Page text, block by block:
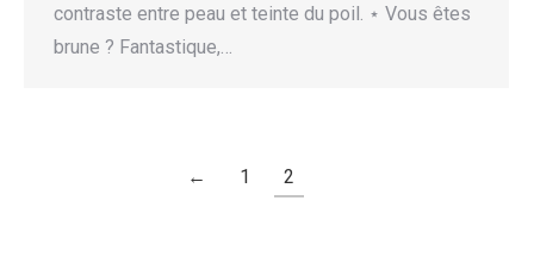
contraste entre peau et teinte du poil. ⋆ Vous êtes
brune ? Fantastique,…
← 1 2